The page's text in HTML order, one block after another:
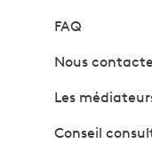
FAQ
Nous
Les
Conseil